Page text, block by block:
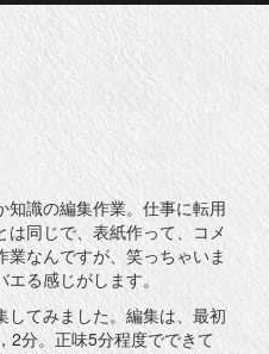
知識の編集作業。仕事に転用
は同じで、表紙作って、コメ
なんですが、笑っちゃいま
る感じがします。
してみました。編集は、最初
2分。正味5分程度でできて